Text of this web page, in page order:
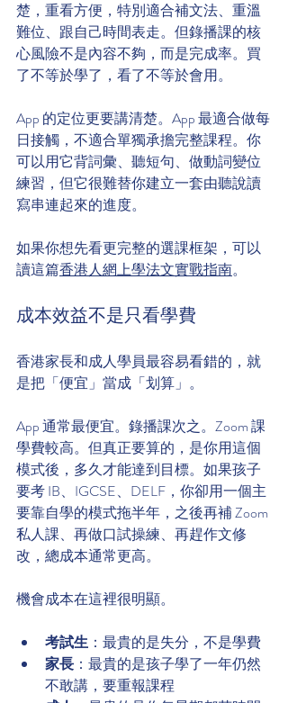
楚，重看方便，特別適合補文法、重溫
難位、跟自己時間表走。但錄播課的核
心風險不是內容不夠，而是完成率。買
了不等於學了，看了不等於會用。
App 的定位更要講清楚。App 最適合做每
日接觸，不適合單獨承擔完整課程。你
可以用它背詞彙、聽短句、做動詞變位
練習，但它很難替你建立一套由聽說讀
寫串連起來的進度。
如果你想先看更完整的選課框架，可以
讀這篇香港人網上學法文實戰指南。
成本效益不是只看學費
香港家長和成人學員最容易看錯的，就
是把「便宜」當成「划算」。
App 通常最便宜。錄播課次之。Zoom 課
學費較高。但真正要算的，是你用這個
模式後，多久才能達到目標。如果孩子
要考 IB、IGCSE、DELF，你卻用一個主
要靠自學的模式拖半年，之後再補 Zoom
私人課、再做口試操練、再趕作文修
改，總成本通常更高。
機會成本在這裡很明顯。
考試生 ：最貴的是失分，不是學費
家長 ：最貴的是孩子學了一年仍然
不敢講，要重報課程